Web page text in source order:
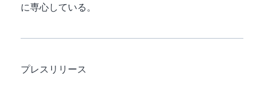
に専心している。
プレスリリース